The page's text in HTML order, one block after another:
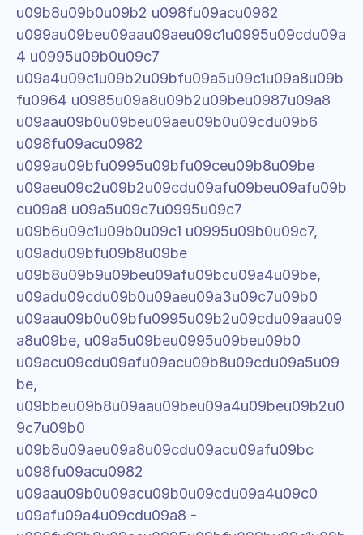
u09b8u09b0u09b2 u098fu09acu0982
u099au09beu09aau09aeu09c1u0995u09cdu09a
4 u0995u09b0u09c7
u09a4u09c1u09b2u09bfu09a5u09c1u09a8u09b
fu0964 u0985u09a8u09b2u09beu0987u09a8
u09aau09b0u09beu09aeu09b0u09cdu09b6
u098fu09acu0982
u099au09bfu0995u09bfu09ceu09b8u09be
u09aeu09c2u09b2u09cdu09afu09beu09afu09b
cu09a8 u09a5u09c7u0995u09c7
u09b6u09c1u09b0u09c1 u0995u09b0u09c7,
u09adu09bfu09b8u09be
u09b8u09b9u09beu09afu09bcu09a4u09be,
u09adu09cdu09b0u09aeu09a3u09c7u09b0
u09aau09b0u09bfu0995u09b2u09cdu09aau09
a8u09be, u09a5u09beu0995u09beu09b0
u09acu09cdu09afu09acu09b8u09cdu09a5u09
be,
u09bbeu09b8u09aau09beu09a4u09beu09b2u0
9c7u09b0
u09b8u09aeu09a8u09cdu09acu09afu09bc
u098fu09acu0982
u09aau09b0u09acu09b0u09cdu09a4u09c0
u09afu09a4u09cdu09a8 -